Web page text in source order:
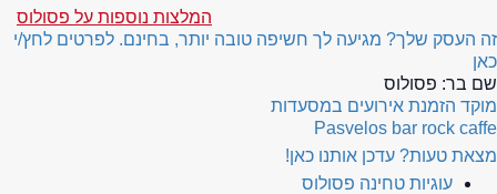
המלצות נוספות על פסולוס
זה העסק שלך? מגיעה לך חשיפה טובה יותר, בחינם. לפרטים לחץ/י
כאן
שם בר: פסולוס
מוקד הזמנת אירועים במסעדות
Pasvelos bar rock caffe
מצאת טעות? עדכן אותנו כאן!
עוגיות טחינה פסולוס